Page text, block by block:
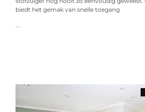
biedt het gemak van snelle toegang
...